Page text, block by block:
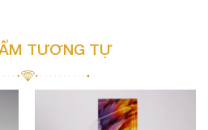
TƯƠNG TỰ